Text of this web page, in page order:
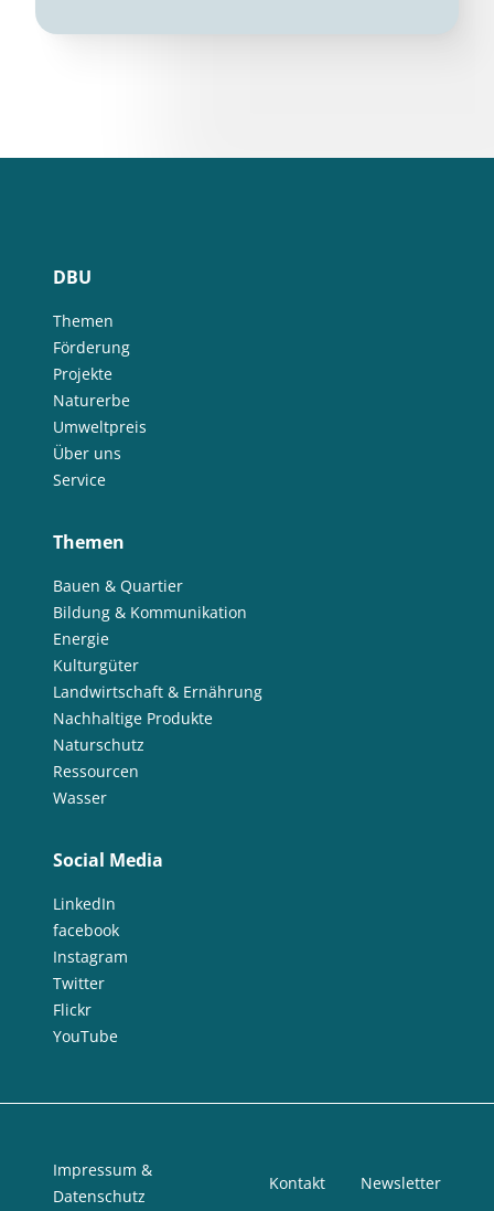
DBU
Themen
Förderung
Projekte
Naturerbe
Umweltpreis
Über uns
Service
Themen
Bauen & Quartier
Bildung & Kommunikation
Energie
Kulturgüter
Landwirtschaft & Ernährung
Nachhaltige Produkte
Naturschutz
Ressourcen
Wasser
Social Media
LinkedIn
facebook
Instagram
Twitter
Flickr
YouTube
Impressum &
Datenschutz
Kontakt Newsletter